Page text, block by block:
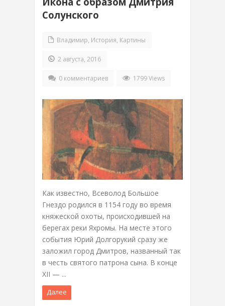
Солунского
Владимир, История, Картины
2 августа, 2016
0 комментариев 1799 Views
Как известно, Всеволод Большое
Гнездо родился в 1154 году во время
княжеской охоты, происходившей на
берегах реки Яхромы. На месте этого
события Юрий Долгорукий сразу же
заложил город Дмитров, названный так
в честь святого патрона сына. В конце
XII — ...
Далее